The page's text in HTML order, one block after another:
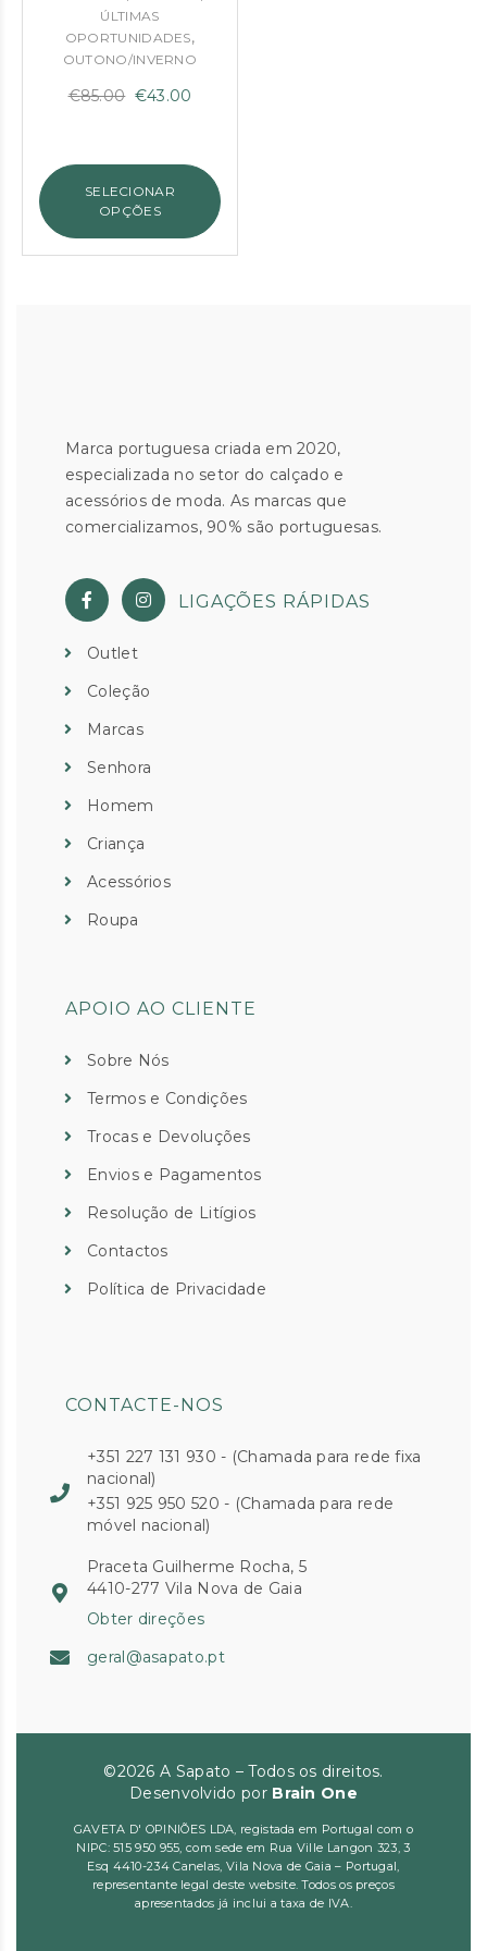
ÚLTIMAS
OPORTUNIDADES,
OUTONO/INVERNO
€85.00 O
€85.00.
€43.00
é:
€43.00.
SELECIONAR
OPÇÕES
Marca portuguesa criada em 2020,
especializada no setor do calçado e
acessórios de moda. As marcas que
comercializamos, 90% são portuguesas.
LIGAÇÕES RÁPIDAS
Outlet
Coleção
Marcas
Senhora
Homem
Criança
Acessórios
Roupa
APOIO AO CLIENTE
Sobre Nós
Termos e Condições
Trocas e Devoluções
Envios e Pagamentos
Resolução de Litígios
Contactos
Política de Privacidade
CONTACTE-NOS
+351 227 131 930 - (Chamada para rede fixa
nacional)
+351 925 950 520 - (Chamada para rede
móvel nacional)
Praceta Guilherme Rocha, 5
4410-277 Vila Nova de Gaia
Obter direções
geral@asapato.pt
©2026 A Sapato – Todos os direitos.
Desenvolvido por Brain One
GAVETA D' OPINIÕES LDA, registada em Portugal com o
NIPC: 515 950 955, com sede em Rua Ville Langon 323, 3
Esq 4410-234 Canelas, Vila Nova de Gaia – Portugal,
representante legal deste website. Todos os preços
apresentados já inclui a taxa de IVA.